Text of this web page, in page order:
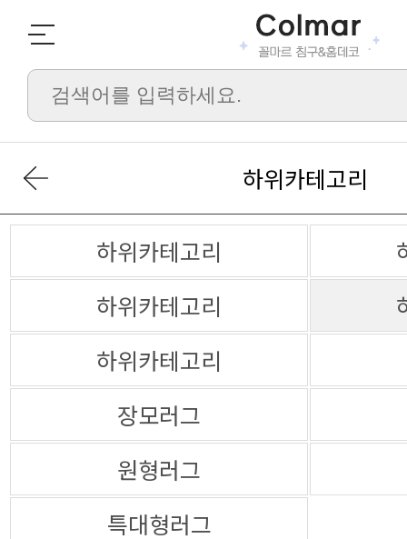
하위카테고리
하위카테고리
하위카테고리
하위카테고리
장모러그
원형러그
특대형러그